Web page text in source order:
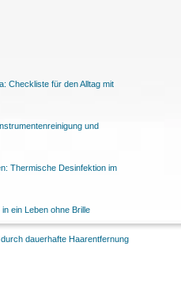
Checkliste für den Alltag mit
und
Thermische Desinfektion im
ein Leben ohne Brille
dauerhafte Haarentfernung